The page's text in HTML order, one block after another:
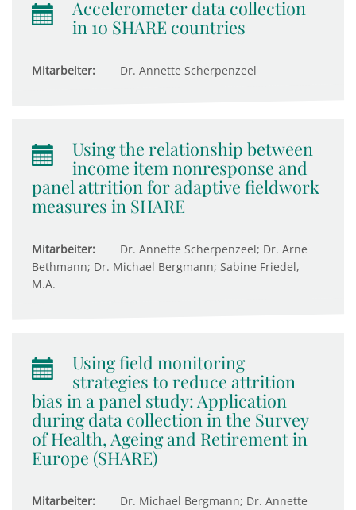
Accelerometer data collection
in 10 SHARE countries
Mitarbeiter: Dr. Annette Scherpenzeel
Using the relationship between
income item nonresponse and
panel attrition for adaptive fieldwork
measures in SHARE
Mitarbeiter:
Dr. Annette Scherpenzeel; Dr. Arne
Bethmann; Dr. Michael Bergmann; Sabine Friedel,
M.A.
Using field monitoring
strategies to reduce attrition
bias in a panel study: Application
during data collection in the Survey
of Health, Ageing and Retirement in
Europe (SHARE)
Mitarbeiter:
Dr. Michael Bergmann; Dr. Annette